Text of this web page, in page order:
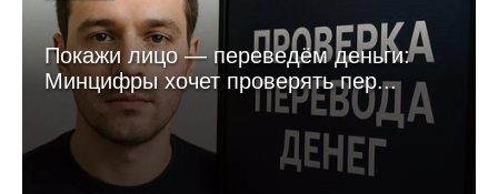
Покажи лицо — переведём деньги:
Минцифры хочет проверять пер...